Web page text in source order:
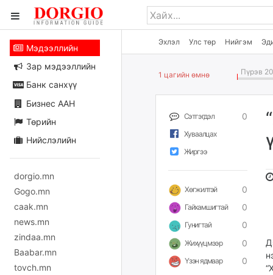
Эхлэл Улс төр Нийгэм
Мэдээллийн
Зар мэдээллийн
Банк санхүү
Бизнес ААН
Төрийн
Нийслэлийн
dorgio.mn
Gogo.mn
caak.mn
news.mn
zindaa.mn
Baabar.mn
tovch.mn
1 цагийн өмнө Пүрэв
Сэтгэгдэл 0
Хуваалцах
Жиргээ
Хөгжилтэй 0
Гайхамшигтай 0
Гунигтай 0
Жихүүцмээр 0
Үзэн ядмаар 0